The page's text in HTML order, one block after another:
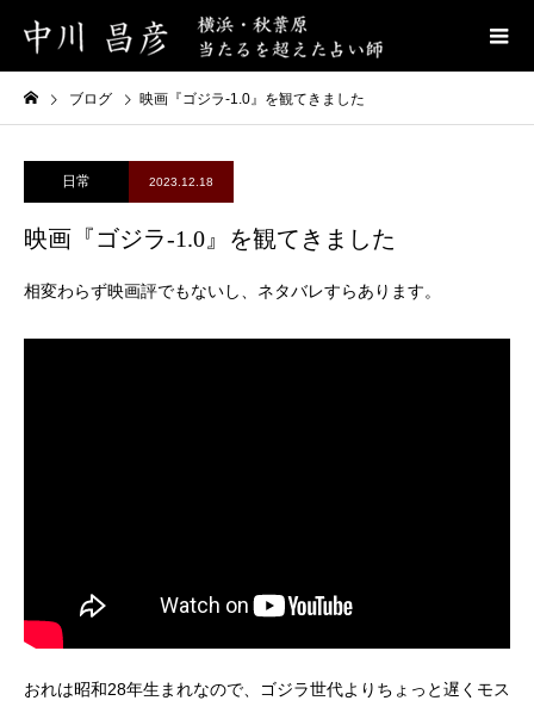
ブログ 映画『ゴジラ-1.0』を観てきました
日常 2023.12.18
映画『ゴジラ-1.0』を観てきました
相変わらず映画評でもないし、ネタバレすらあります。
おれは昭和28年生まれなので、ゴジラ世代よりちょっと遅くモス